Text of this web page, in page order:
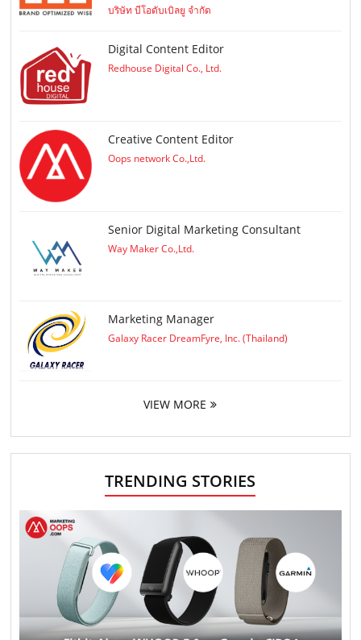
บริษัท บีโอดับเบิลยู จำกัด
Digital Content Editor
Redhouse Digital Co., Ltd.
Creative Content Editor
Oops network Co.,Ltd.
Senior Digital Marketing Consultant
Way Maker Co.,Ltd.
Marketing Manager
Galaxy Racer DreamFyre, Inc. (Thailand)
VIEW MORE
TRENDING STORIES